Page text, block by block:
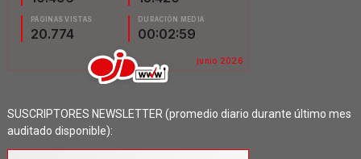
SUSCRIPTORES NEWSLETTER (promedio diario durante último mes
auditado disponible):